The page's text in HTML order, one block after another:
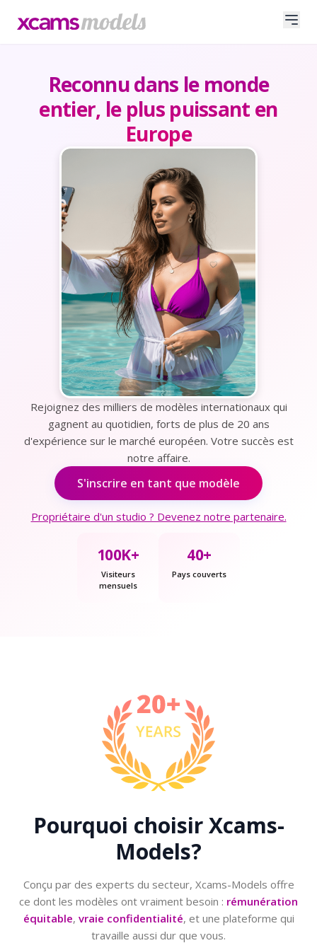
Reconnu dans le monde
entier, le plus puissant en
Europe
Rejoignez des milliers de modèles internationaux qui
gagnent au quotidien, forts de plus de 20 ans
d'expérience sur le marché européen. Votre succès est
notre affaire.
S'inscrire en tant que modèle
Propriétaire d'un studio ? Devenez notre partenaire.
100K+
Visiteurs
mensuels
40+
Pays couverts
Pourquoi choisirXcams-
Models?
Conçu par des experts du secteur, Xcams-Models offre
ce dont les modèles ont vraiment besoin : rémunération
équitable, vraie confidentialité, et une plateforme qui
travaille aussi dur que vous.